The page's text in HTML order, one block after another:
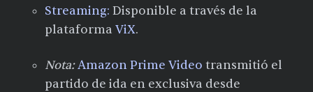
Streaming: Disponible a través de la
plataforma ViX.​
Nota:Amazon Prime Video transmitió el
partido de ida en exclusiva desde